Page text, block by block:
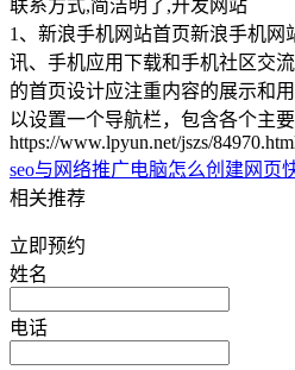
联系方式,简洁明了,开发网站
1、新浪手机网站首页新浪手机网
讯、手机应用下载和手机社区交
的首页设计应注重内容的展示和
以设置一个导航栏，包含各个主
https://www.lpyun.net/jszs/
seo与网络推广电脑怎么创建网页
相关推荐
立即预约
姓名
电话